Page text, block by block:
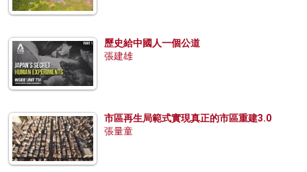
歷史給中國人一個公道
張建雄
市區再生局範式實現真正的市區重建3.0
張量童